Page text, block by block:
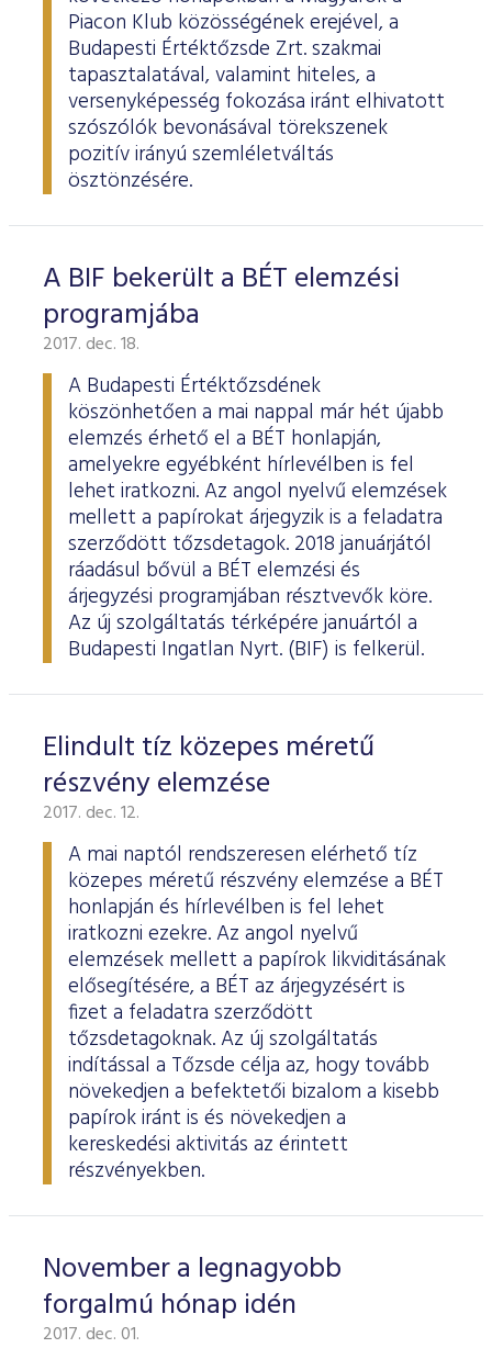
ESG Útmutató
Piacon Klub közösségének erejével, a
Budapesti Értéktőzsde Zrt. szakmai
tapasztalatával, valamint hiteles, a
versenyképesség fokozása iránt elhivatott
szószólók bevonásával törekszenek
pozitív irányú szemléletváltás
ösztönzésére.
A BIF bekerült a BÉT elemzési
programjába
2017. dec. 18.
A Budapesti Értéktőzsdének
köszönhetően a mai nappal már hét újabb
elemzés érhető el a BÉT honlapján,
amelyekre egyébként hírlevélben is fel
lehet iratkozni. Az angol nyelvű elemzések
mellett a papírokat árjegyzik is a feladatra
szerződött tőzsdetagok. 2018 januárjától
ráadásul bővül a BÉT elemzési és
árjegyzési programjában résztvevők köre.
Az új szolgáltatás térképére januártól a
Budapesti Ingatlan Nyrt. (BIF) is felkerül.
Elindult tíz közepes méretű
részvény elemzése
2017. dec. 12.
A mai naptól rendszeresen elérhető tíz
közepes méretű részvény elemzése a BÉT
honlapján és hírlevélben is fel lehet
iratkozni ezekre. Az angol nyelvű
elemzések mellett a papírok likviditásának
elősegítésére, a BÉT az árjegyzésért is
fizet a feladatra szerződött
tőzsdetagoknak. Az új szolgáltatás
indítással a Tőzsde célja az, hogy tovább
növekedjen a befektetői bizalom a kisebb
papírok iránt is és növekedjen a
kereskedési aktivitás az érintett
részvényekben.
November a legnagyobb
forgalmú hónap idén
2017. dec. 01.